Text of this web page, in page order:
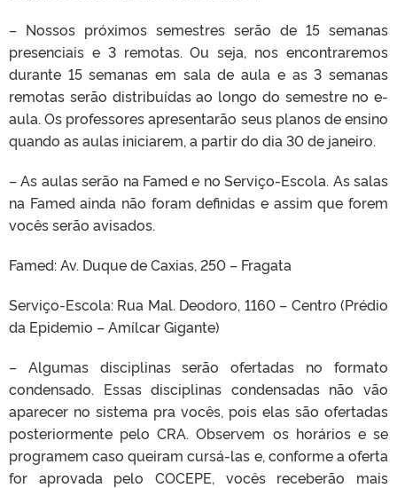
– Nossos próximos semestres serão de 15 semanas
presenciais e 3 remotas. Ou seja, nos encontraremos
durante 15 semanas em sala de aula e as 3 semanas
remotas serão distribuídas ao longo do semestre no e-
aula. Os professores apresentarão seus planos de ensino
quando as aulas iniciarem, a partir do dia 30 de janeiro.
– As aulas serão na Famed e no Serviço-Escola. As salas
na Famed ainda não foram definidas e assim que forem
vocês serão avisados.
Famed: Av. Duque de Caxias, 250 – Fragata
Serviço-Escola: Rua Mal. Deodoro, 1160 – Centro (Prédio
da Epidemio – Amílcar Gigante)
– Algumas disciplinas serão ofertadas no formato
condensado. Essas disciplinas condensadas não vão
aparecer no sistema pra vocês, pois elas são ofertadas
posteriormente pelo CRA. Observem os horários e se
programem caso queiram cursá-las e, conforme a oferta
for aprovada pelo COCEPE, vocês receberão mais